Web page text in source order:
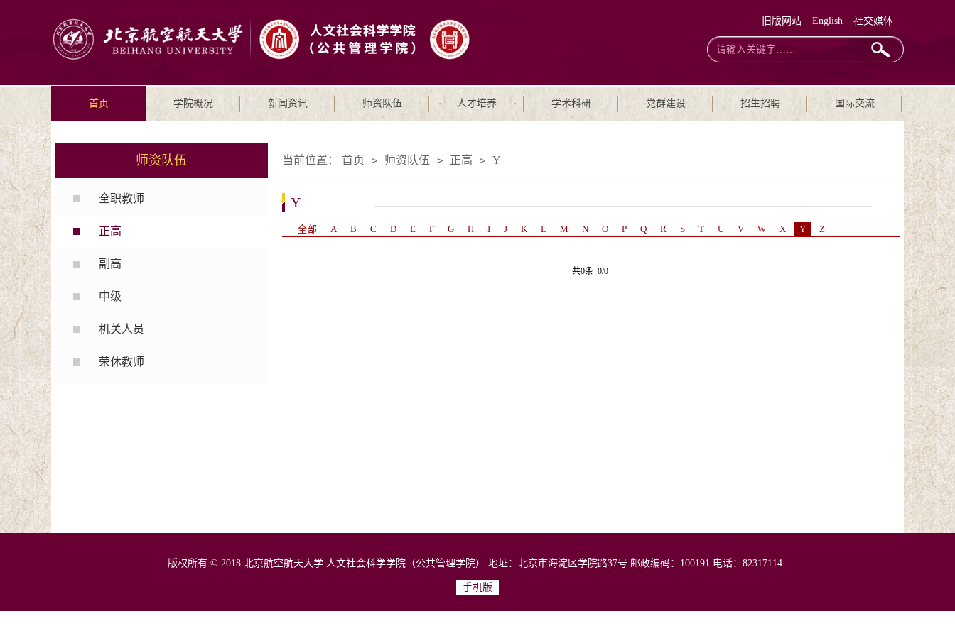
社交媒体
English
旧版网站
首页 学院概况 新闻资讯 师资队伍 人才培养 学术科研 党群建设 招生招聘 国际交流
师资队伍
全职教师
正高
副高
中级
机关人员
荣休教师
当前位置： 首页 > 师资队伍 > 正高 > Y
Y
全部 A B C D E F G H I J K L M N O P Q R S T U V W X Y Z
共0条 0/0
版权所有 © 2018 北京航空航天大学 人文社会科学学院（公共管理学院） 地址：北京市海淀区学院路37号 邮政编码：100191 电话：82317114
手机版